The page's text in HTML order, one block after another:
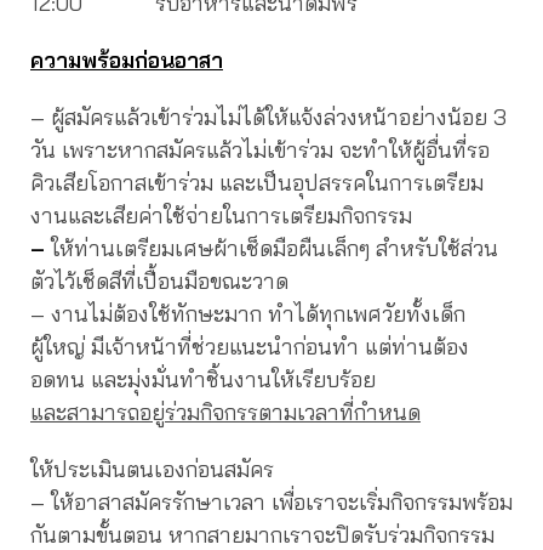
ความพร้อมก่อนอาสา
– ผู้สมัครแล้วเข้าร่วมไม่ได้ให้แจ้งล่วงหน้าอย่างน้อย 3
วัน เพราะหากสมัครแล้วไม่เข้าร่วม จะทำให้ผู้อื่นที่รอ
คิวเสียโอกาสเข้าร่วม และเป็นอุปสรรคในการเตรียม
งานและเสียค่าใช้จ่ายในการเตรียมกิจกรรม
–ให้ท่านเตรียมเศษผ้าเช็ดมือผืนเล็กๆ สำหรับใช้ส่วน
ตัวไว้เช็ดสีที่เปื้อนมือขณะวาด
– งานไม่ต้องใช้ทักษะมาก ทำได้ทุกเพศวัยทั้งเด็ก
ผู้ใหญ่ มีเจ้าหน้าที่ช่วยแนะนำก่อนทำ แต่ท่านต้อง
อดทน และมุ่งมั่นทำชิ้นงานให้เรียบร้อย
และสามารถอยู่ร่วมกิจกรรตามเวลาที่กำหนด
ให้ประเมินตนเองก่อนสมัคร
– ให้อาสาสมัครรักษาเวลา เพื่อเราจะเริ่มกิจกรรมพร้อม
กันตามขั้นตอน หากสายมากเราจะปิดรับร่วมกิจกรรม